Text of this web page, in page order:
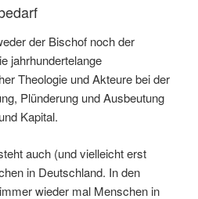
der Bischof noch der
jahrhundertelange
Theologie und Akteure bei der
Plünderung und Ausbeutung
Kapital.
auch (und vielleicht erst
in Deutschland. In den
wieder mal Menschen in